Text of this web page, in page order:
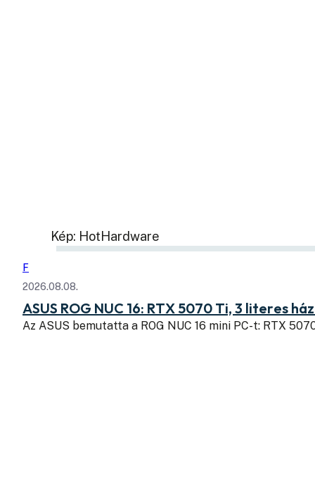
Kép: HotHardware
F
2026.08.08.
ASUS ROG NUC 16: RTX 5070 Ti, 3 literes
Az ASUS bemutatta a ROG NUC 16 mini PC-t: RTX